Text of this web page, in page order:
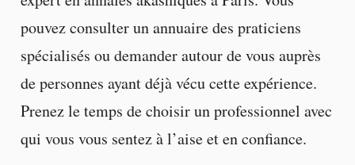
pouvez consulter un annuaire des praticiens
spécialisés ou demander autour de vous auprès
de personnes ayant déjà vécu cette expérience.
Prenez le temps de choisir un professionnel avec
qui vous vous sentez à l’aise et en confiance.